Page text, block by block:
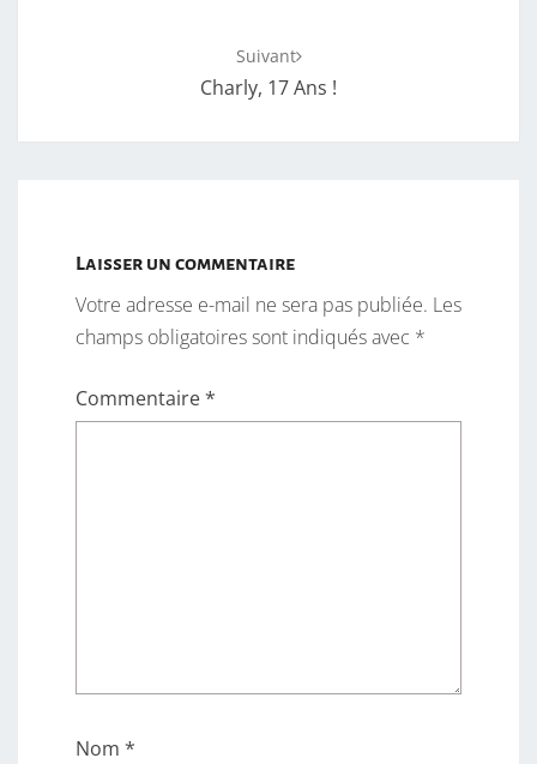
Suivant
Charly, 17 Ans !
Laisser un commentaire
Votre adresse e-mail ne sera pas publiée. Les
champs obligatoires sont indiqués avec *
Commentaire*
Nom *